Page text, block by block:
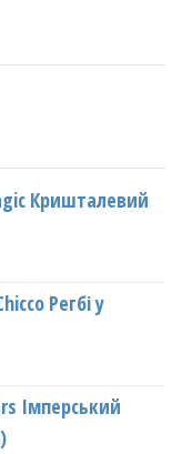
Кришталевий
Регбі у
Імперський